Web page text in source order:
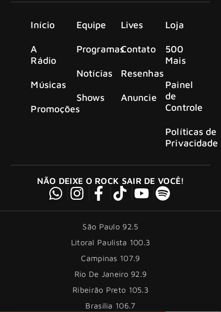
Início
A
Rádio
Músicas
Promoções
Equipe
Programas
Notícias
Shows
Lives
Contato
Resenhas
Anuncie
Loja
500
Mais
Painel
de
Controle
Políticas de
Privacidade
NÃO DEIXE O ROCK SAIR DE VOCÊ!
São Paulo 92.5
Litoral Paulista 100.3
Campinas 107.9
Rio De Janeiro 92.9
Ribeirão Preto 105.3
Brasília 106.7